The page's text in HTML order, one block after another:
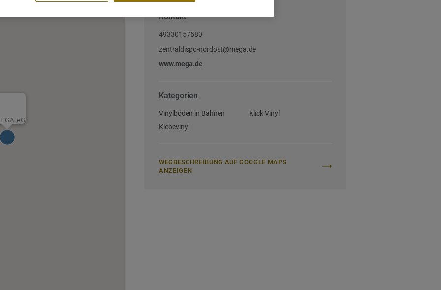
eG
Kontakt
49330157680
zentraldispo-nordost@mega.de
www.mega.de
Kategorien
Vinylböden in Bahnen
Klebevinyl
Klick Vinyl
WEGBESCHREIBUNG AUF GOOGLE MAPS
ANZEIGEN